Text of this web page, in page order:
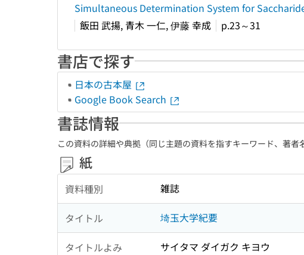
Simultaneous Determination System for
飯田 武揚, 青木 一仁, 伊藤 幸成
p.23～31
書店で探す
日本の古本屋
Google Book Search
書誌情報
この資料の詳細や典拠（同じ主題の資料を指すキーワード、著者
紙
資料種別 雑誌
タイトル 埼玉大学紀要
タイトルよみ サイタマ ダイガク キヨウ